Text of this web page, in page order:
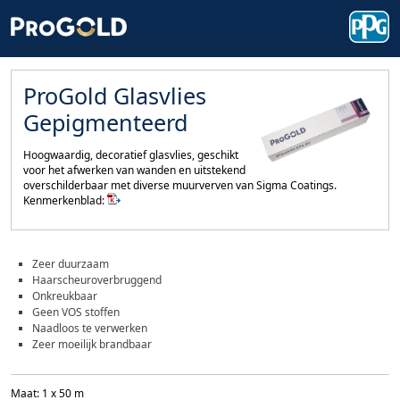
ProGold Glasvlies
Gepigmenteerd
Hoogwaardig, decoratief glasvlies, geschikt
voor het afwerken van wanden en uitstekend
overschilderbaar met diverse muurverven van Sigma Coatings.
Kenmerkenblad:
Zeer duurzaam
Haarscheuroverbruggend
Onkreukbaar
Geen VOS stoffen
Naadloos te verwerken
Zeer moeilijk brandbaar
Maat: 1 x 50 m